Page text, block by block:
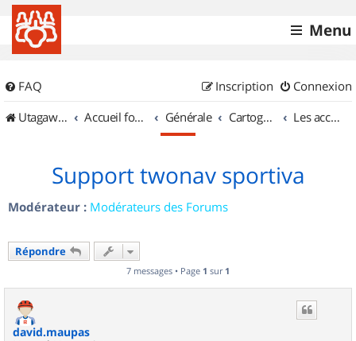
Menu
FAQ Connexion
Inscription
UtagawaVTT (Randos VTT et VTTAE avec traces GPS)
Accueil forum Générale Cartographie et GPS Les accessoires
Support twonav sportiva
Modérateur : Modérateurs des Forums
Répondre
7 messages • Page 1 sur 1
david.maupas